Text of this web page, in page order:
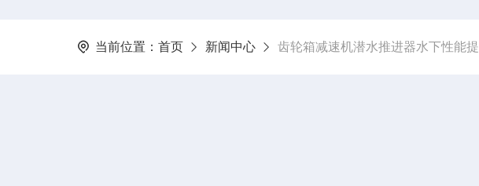
当前位置： 首页 新闻中心 齿轮箱减速机潜水推进器水下性能